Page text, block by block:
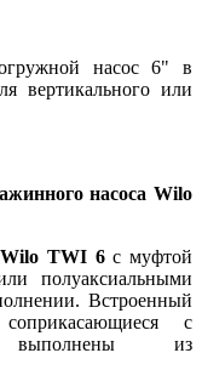
насос 6" в
вертикального или
насоса Wilo
Wilo TWI 6с муфтой
полуаксиальными
Встроенный
с
выполнены из